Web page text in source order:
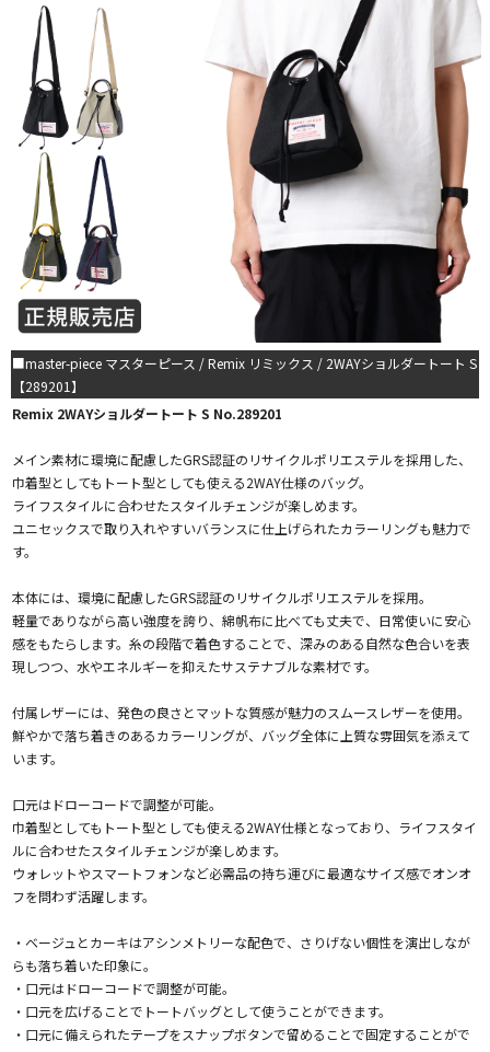
■master-piece マスターピース / Remix リミックス / 2WAYショルダートート S
【289201】
Remix 2WAYショルダートート S No.289201
メイン素材に環境に配慮したGRS認証のリサイクルポリエステルを採用した、
巾着型としてもトート型としても使える2WAY仕様のバッグ。
ライフスタイルに合わせたスタイルチェンジが楽しめます。
ユニセックスで取り入れやすいバランスに仕上げられたカラーリングも魅力で
す。
本体には、環境に配慮したGRS認証のリサイクルポリエステルを採用。
軽量でありながら高い強度を誇り、綿帆布に比べても丈夫で、日常使いに安心
感をもたらします。糸の段階で着色することで、深みのある自然な色合いを表
現しつつ、水やエネルギーを抑えたサステナブルな素材です。
付属レザーには、発色の良さとマットな質感が魅力のスムースレザーを使用。
鮮やかで落ち着きのあるカラーリングが、バッグ全体に上質な雰囲気を添えて
います。
口元はドローコードで調整が可能。
巾着型としてもトート型としても使える2WAY仕様となっており、ライフスタイ
ルに合わせたスタイルチェンジが楽しめます。
ウォレットやスマートフォンなど必需品の持ち運びに最適なサイズ感でオンオ
フを問わず活躍します。
・ベージュとカーキはアシンメトリーな配色で、さりげない個性を演出しなが
らも落ち着いた印象に。
・口元はドローコードで調整が可能。
・口元を広げることでトートバッグとして使うことができます。
・口元に備えられたテープをスナップボタンで留めることで固定することがで